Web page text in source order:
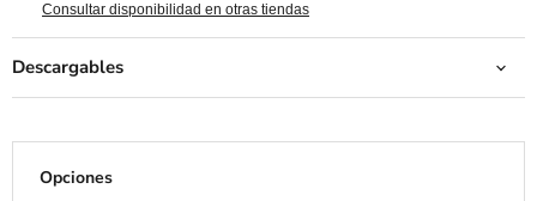
Consultar disponibilidad en otras tiendas
Descargables
Opciones